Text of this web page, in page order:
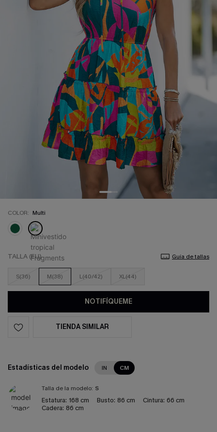
COLOR: Multi
TALLA (EU) Guía de tallas
S(36) M(38) L(40/42) XL(44)
NOTIFÍQUEME
TIENDA SIMILAR
Estadísticas del modelo IN CM
Talla de la modelo: S
Estatura: 168 cm Busto: 86 cm Cintura: 66 cm
Cadera: 86 cm